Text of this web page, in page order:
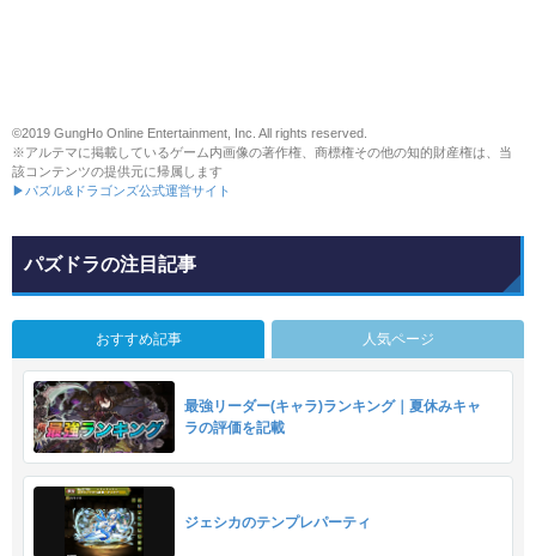
©2019 GungHo Online Entertainment, Inc. All rights reserved.
※アルテマに掲載しているゲーム内画像の著作権、商標権その他の知的財産権は、当
該コンテンツの提供元に帰属します
▶パズル&ドラゴンズ公式運営サイト
パズドラの注目記事
おすすめ記事 人気ページ
最強リーダー(キャラ)ランキング｜夏休みキャ
ラの評価を記載
ジェシカのテンプレパーティ